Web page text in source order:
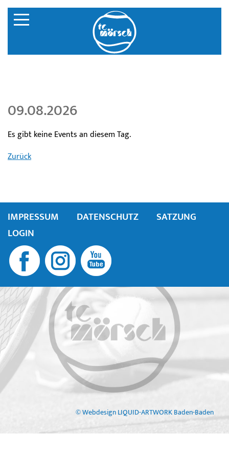
09.08.2026
Es gibt keine Events an diesem Tag.
Zurück
IMPRESSUM DATENSCHUTZ
SATZUNG
LOGIN
© Webdesign LIQUID-ARTWORK Baden-Baden